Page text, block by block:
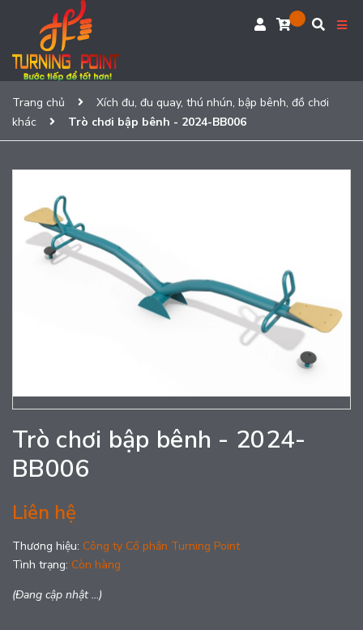
Trang chủ
Xích đu, đu quay, thú nhún, bập bênh, đồ chơi
khác
Trò chơi bập bênh - 2024-BB006
Trò chơi bập bênh - 2024-
BB006
Liên hệ
Thương hiệu: Công ty Cổ phần Turning Point
Tình trạng: Còn hàng
(Đang cập nhật ...)